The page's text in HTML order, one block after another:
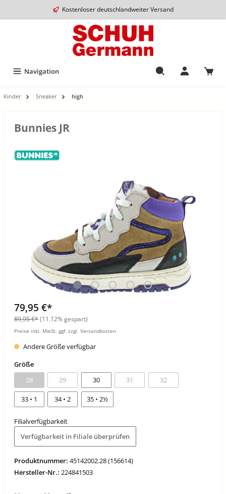
Kostenloser deutschlandweiter Versand
Navigation
Kinder Sneaker high
Bunnies JR
79,95 €*
89,95 €*(11.12% gespart)
Preise inkl. MwSt. ggf. zzgl. Versandkosten
Andere Größe verfügbar
Größe
28
29 30 31 32
33 • 1 34 • 2 35 • 2½
Filialverfügbarkeit
Verfügbarkeit in Filiale überprüfen
Produktnummer: 45142002.28 (156614)
Hersteller-Nr.: 224841503